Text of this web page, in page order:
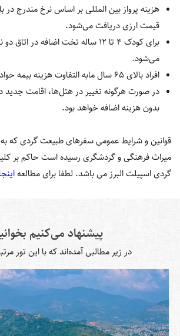
هزینه پرواز بین المللی بر اساس نرخ مندرج در
قیمت ارزی دریافت می‌شود.
برای کودک 4 تا 12 ساله تخت اضافه در
می‌شود.
افراد بالای 65 سال مابه التفاوت هزینه بیمه حوادث پرداخت می‌کنند.
در صورت هرگونه تغییر در هتل‌ها، اقامت جدید
بدون هزینه اضافه خواهد بود.
قوانین و شرایط عمومی سفرهای طبیعت گردی که
میراث فرهنگی و گردشگری رسیده است حاکم بر
گردی اسپیلت البرز می باشد. لطفا برای مطالعهاینجا
پیشنهاد می‌کنیم
در زیر مطالبی آمده‌اند که با این تور